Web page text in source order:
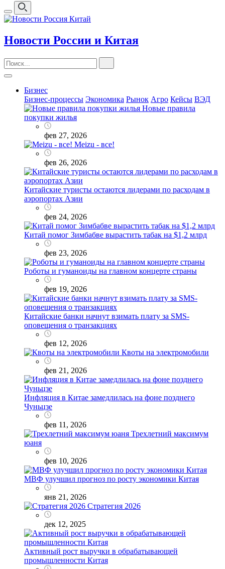
Новости России и Китая
Бизнес
Бизнес-процессы Экономика Рынок Агро Кейсы ВЭД
Новые правила
покупки жилья
фев 27, 2026
Meizu - все!
фев 26, 2026
Китайские туристы остаются лидерами по расходам в
аэропортах Азии
фев 24, 2026
Китай помог Зимбабве вырастить табак на $1,2 млрд
фев 23, 2026
Роботы и гуманоиды на главном концерте страны
фев 19, 2026
Китайские банки начнут взимать плату за SMS-
оповещения о транзакциях
фев 12, 2026
Квоты на электромобили
фев 21, 2026
Инфляция в Китае замедлилась на фоне позднего
Чуньцзе
фев 11, 2026
Трехлетний максимум
юаня
фев 10, 2026
МВФ улучшил прогноз по росту экономики Китая
янв 21, 2026
Стратегия 2026
дек 12, 2025
Активный рост выручки в обрабатывающей
промышленности Китая